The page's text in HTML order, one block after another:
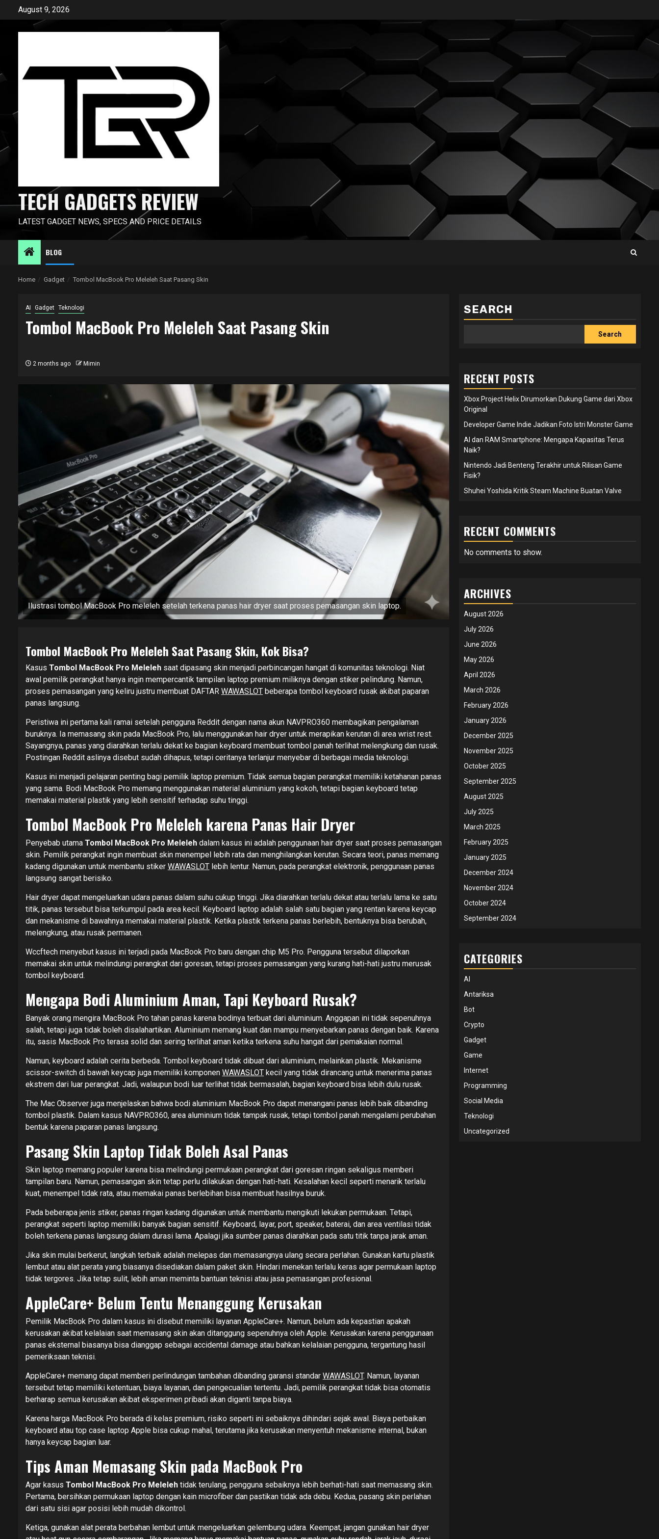
August 9, 2026
TECH GADGETS REVIEW
LATEST GADGET NEWS, SPECS AND PRICE DETAILS
BLOG
Home Gadget Tombol MacBook Pro Meleleh Saat Pasang Skin
AI Gadget Teknologi
Tombol MacBook Pro Meleleh Saat Pasang Skin
2 months ago Mimin
Ilustrasi tombol MacBook Pro meleleh setelah terkena panas hair dryer saat proses pemasangan skin laptop.
Tombol MacBook Pro Meleleh Saat Pasang Skin, Kok Bisa?
Kasus Tombol MacBook Pro Meleleh saat dipasang skin menjadi perbincangan hangat di komunitas teknologi. Niat
awal pemilik perangkat hanya ingin mempercantik tampilan laptop premium miliknya dengan stiker pelindung. Namun,
proses pemasangan yang keliru justru membuat DAFTAR WAWASLOT beberapa tombol keyboard rusak akibat paparan
panas langsung.
Peristiwa ini pertama kali ramai setelah pengguna Reddit dengan nama akun NAVPRO360 membagikan pengalaman
buruknya. Ia memasang skin pada MacBook Pro, lalu menggunakan hair dryer untuk merapikan kerutan di area wrist rest.
Sayangnya, panas yang diarahkan terlalu dekat ke bagian keyboard membuat tombol panah terlihat melengkung dan rusak.
Postingan Reddit aslinya disebut sudah dihapus, tetapi ceritanya terlanjur menyebar di berbagai media teknologi.
Kasus ini menjadi pelajaran penting bagi pemilik laptop premium. Tidak semua bagian perangkat memiliki ketahanan panas
yang sama. Bodi MacBook Pro memang menggunakan material aluminium yang kokoh, tetapi bagian keyboard tetap
memakai material plastik yang lebih sensitif terhadap suhu tinggi.
Tombol MacBook Pro Meleleh karena Panas Hair Dryer
Penyebab utama Tombol MacBook Pro Meleleh dalam kasus ini adalah penggunaan hair dryer saat proses pemasangan
skin. Pemilik perangkat ingin membuat skin menempel lebih rata dan menghilangkan kerutan. Secara teori, panas memang
kadang digunakan untuk membantu stiker WAWASLOT lebih lentur. Namun, pada perangkat elektronik, penggunaan panas
langsung sangat berisiko.
Hair dryer dapat mengeluarkan udara panas dalam suhu cukup tinggi. Jika diarahkan terlalu dekat atau terlalu lama ke satu
titik, panas tersebut bisa terkumpul pada area kecil. Keyboard laptop adalah salah satu bagian yang rentan karena keycap
dan mekanisme di bawahnya memakai material plastik. Ketika plastik terkena panas berlebih, bentuknya bisa berubah,
melengkung, atau rusak permanen.
Wccftech menyebut kasus ini terjadi pada MacBook Pro baru dengan chip M5 Pro. Pengguna tersebut dilaporkan
memakai skin untuk melindungi perangkat dari goresan, tetapi proses pemasangan yang kurang hati-hati justru merusak
tombol keyboard.
Mengapa Bodi Aluminium Aman, Tapi Keyboard Rusak?
Banyak orang mengira MacBook Pro tahan panas karena bodinya terbuat dari aluminium. Anggapan ini tidak sepenuhnya
salah, tetapi juga tidak boleh disalahartikan. Aluminium memang kuat dan mampu menyebarkan panas dengan baik. Karena
itu, sasis MacBook Pro terasa solid dan sering terlihat aman ketika terkena suhu hangat dari pemakaian normal.
Namun, keyboard adalah cerita berbeda. Tombol keyboard tidak dibuat dari aluminium, melainkan plastik. Mekanisme
scissor-switch di bawah keycap juga memiliki komponen WAWASLOT kecil yang tidak dirancang untuk menerima panas
ekstrem dari luar perangkat. Jadi, walaupun bodi luar terlihat tidak bermasalah, bagian keyboard bisa lebih dulu rusak.
The Mac Observer juga menjelaskan bahwa bodi aluminium MacBook Pro dapat menangani panas lebih baik dibanding
tombol plastik. Dalam kasus NAVPRO360, area aluminium tidak tampak rusak, tetapi tombol panah mengalami perubahan
bentuk karena paparan panas langsung.
Pasang Skin Laptop Tidak Boleh Asal Panas
Skin laptop memang populer karena bisa melindungi permukaan perangkat dari goresan ringan sekaligus memberi
tampilan baru. Namun, pemasangan skin tetap perlu dilakukan dengan hati-hati. Kesalahan kecil seperti menarik terlalu
kuat, menempel tidak rata, atau memakai panas berlebihan bisa membuat hasilnya buruk.
Pada beberapa jenis stiker, panas ringan kadang digunakan untuk membantu mengikuti lekukan permukaan. Tetapi,
perangkat seperti laptop memiliki banyak bagian sensitif. Keyboard, layar, port, speaker, baterai, dan area ventilasi tidak
boleh terkena panas langsung dalam durasi lama. Apalagi jika sumber panas diarahkan pada satu titik tanpa jarak aman.
Jika skin mulai berkerut, langkah terbaik adalah melepas dan memasangnya ulang secara perlahan. Gunakan kartu plastik
lembut atau alat perata yang biasanya disediakan dalam paket skin. Hindari menekan terlalu keras agar permukaan laptop
tidak tergores. Jika tetap sulit, lebih aman meminta bantuan teknisi atau jasa pemasangan profesional.
AppleCare+ Belum Tentu Menanggung Kerusakan
Pemilik MacBook Pro dalam kasus ini disebut memiliki layanan AppleCare+. Namun, belum ada kepastian apakah
kerusakan akibat kelalaian saat memasang skin akan ditanggung sepenuhnya oleh Apple. Kerusakan karena penggunaan
panas eksternal biasanya bisa dianggap sebagai accidental damage atau bahkan kelalaian pengguna, tergantung hasil
pemeriksaan teknisi.
AppleCare+ memang dapat memberi perlindungan tambahan dibanding garansi standar WAWASLOT. Namun, layanan
tersebut tetap memiliki ketentuan, biaya layanan, dan pengecualian tertentu. Jadi, pemilik perangkat tidak bisa otomatis
berharap semua kerusakan akibat eksperimen pribadi akan diganti tanpa biaya.
Karena harga MacBook Pro berada di kelas premium, risiko seperti ini sebaiknya dihindari sejak awal. Biaya perbaikan
keyboard atau top case laptop Apple bisa cukup mahal, terutama jika kerusakan menyentuh mekanisme internal, bukan
hanya keycap bagian luar.
Tips Aman Memasang Skin pada MacBook Pro
Agar kasus Tombol MacBook Pro Meleleh tidak terulang, pengguna sebaiknya lebih berhati-hati saat memasang skin.
Pertama, bersihkan permukaan laptop dengan kain microfiber dan pastikan tidak ada debu. Kedua, pasang skin perlahan
dari satu sisi agar posisi lebih mudah dikontrol.
Ketiga, gunakan alat perata berbahan lembut untuk mengeluarkan gelembung udara. Keempat, jangan gunakan hair dryer
SEARCH
Search
RECENT POSTS
Xbox Project Helix Dirumorkan Dukung Game dari Xbox
Original
Developer Game Indie Jadikan Foto Istri Monster Game
AI dan RAM Smartphone: Mengapa Kapasitas Terus
Naik?
Nintendo Jadi Benteng Terakhir untuk Rilisan Game
Fisik?
Shuhei Yoshida Kritik Steam Machine Buatan Valve
RECENT COMMENTS
No comments to show.
ARCHIVES
August 2026
July 2026
June 2026
May 2026
April 2026
March 2026
February 2026
January 2026
December 2025
November 2025
October 2025
September 2025
August 2025
July 2025
March 2025
February 2025
January 2025
December 2024
November 2024
October 2024
September 2024
CATEGORIES
AI
Antariksa
Bot
Crypto
Gadget
Game
Internet
Programming
Social Media
Teknologi
Uncategorized